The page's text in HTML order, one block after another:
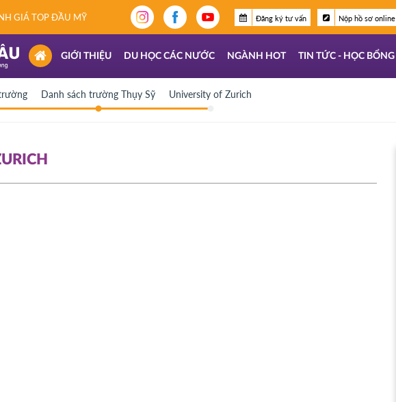
GIÁ TOP ĐẦU MỸ Đăng ký tư vấn Nộp hồ sơ online
(CURRENT)
GIỚI THIỆU DU HỌC CÁC NƯỚC NGÀNH HOT TIN TỨC - HỌC BỔNG
Danh sách trường Thụy Sỹ University of Zurich